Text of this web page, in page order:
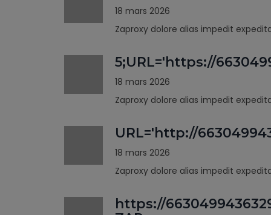
18 mars 2026
Zaproxy dolore alias impedit
5;URL='https://
18 mars 2026
Zaproxy dolore alias impedit
URL='http://
18 mars 2026
Zaproxy dolore alias impedit
https://